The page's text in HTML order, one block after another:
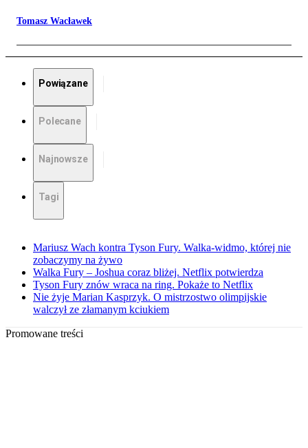
Tomasz Wacławek
Powiązane
Polecane
Najnowsze
Tagi
Mariusz Wach kontra Tyson Fury. Walka-widmo, której nie
zobaczymy na żywo
Walka Fury – Joshua coraz bliżej. Netflix potwierdza
Tyson Fury znów wraca na ring. Pokaże to Netflix
Nie żyje Marian Kasprzyk. O mistrzostwo olimpijskie
walczył ze złamanym kciukiem
Promowane treści